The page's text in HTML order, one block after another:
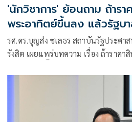
'นักวิชาการ' ย้อนถาม ถ้ารา
พระอาทิตย์ขึ้นลง แล้วรัฐบา
รศ.ดร.บุญส่ง ชเลธร สถาบันรัฐประศา
รังสิต เผยแพร่บทความ เรื่อง ถ้าราคา